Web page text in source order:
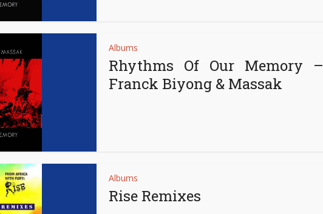
Albums
Rhythms Of Our Memory –
Franck Biyong & Massak
Albums
Rise Remixes